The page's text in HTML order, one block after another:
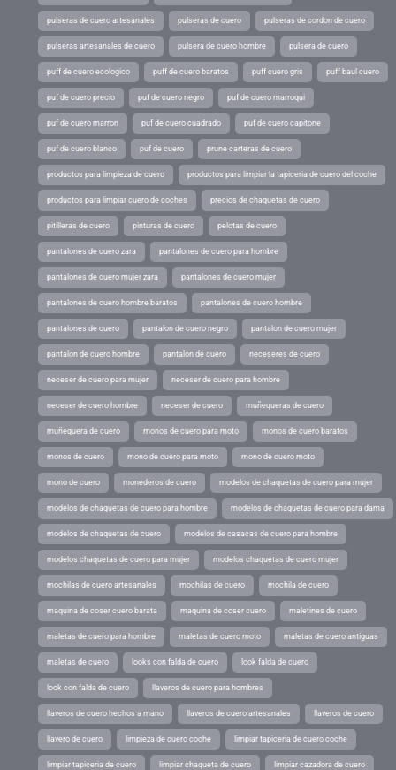
pulseras de cuero artesanales pulseras de cuero pulseras de cordon de cuero
pulseras artesanales de cuero pulsera de cuero hombre pulsera de cuero
puff de cuero ecologico puff de cuero baratos puff cuero gris puff baul cuero
puf de cuero precio puf de cuero negro puf de cuero marroqui
puf de cuero marron puf de cuero cuadrado puf de cuero capitone
puf de cuero blanco puf de cuero prune carteras de cuero
productos para limpieza de cuero productos para limpiar la tapiceria de cuero del coche
productos para limpiar cuero de coches precios de chaquetas de cuero
pitilleras de cuero pinturas de cuero pelotas de cuero
pantalones de cuero zara pantalones de cuero para hombre
pantalones de cuero mujer zara pantalones de cuero mujer
pantalones de cuero hombre baratos pantalones de cuero hombre
pantalones de cuero pantalon de cuero negro pantalon de cuero mujer
pantalon de cuero hombre pantalon de cuero neceseres de cuero
neceser de cuero para mujer neceser de cuero para hombre
neceser de cuero hombre neceser de cuero muñequeras de cuero
muñequera de cuero monos de cuero para moto monos de cuero baratos
monos de cuero mono de cuero para moto mono de cuero moto
mono de cuero monederos de cuero modelos de chaquetas de cuero para mujer
modelos de chaquetas de cuero para hombre modelos de chaquetas de cuero para dama
modelos de chaquetas de cuero modelos de casacas de cuero para hombre
modelos chaquetas de cuero para mujer modelos chaquetas de cuero mujer
mochilas de cuero artesanales mochilas de cuero mochila de cuero
maquina de coser cuero barata maquina de coser cuero maletines de cuero
maletas de cuero para hombre maletas de cuero moto maletas de cuero antiguas
maletas de cuero looks con falda de cuero look falda de cuero
look con falda de cuero llaveros de cuero para hombres
llaveros de cuero hechos a mano llaveros de cuero artesanales llaveros de cuero
llavero de cuero limpieza de cuero coche limpiar tapiceria de cuero coche
limpiar tapiceria de cuero limpiar chaqueta de cuero limpiar cazadora de cuero